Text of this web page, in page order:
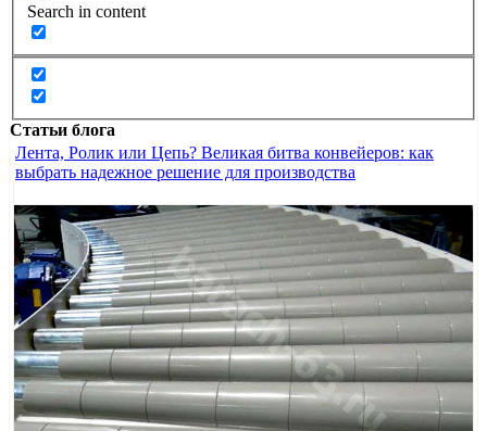
Search in content
Статьи блога
Лента, Ролик или Цепь? Великая битва конвейеров: как
выбрать надежное решение для производства